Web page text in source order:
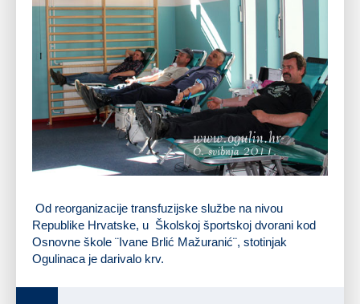
Od reorganizacije transfuzijske službe na nivou
Republike Hrvatske, u Školskoj športskoj dvorani kod
Osnovne škole ¨Ivane Brlić Mažuranić¨, stotinjak
Ogulinaca je darivalo krv.